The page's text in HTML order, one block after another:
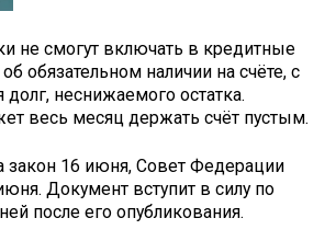
не смогут включать в кредитные
обязательном наличии на счёте, с
долг, неснижаемого остатка.
весь месяц держать счёт пустым.
закон 16 июня, Совет Федерации
Документ вступит в силу по
после его опубликования.